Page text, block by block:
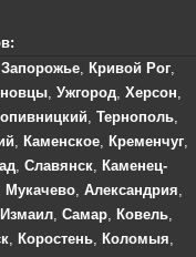
Запорожье, Кривой Рог,
, Ужгород, Херсон,
, Тернополь,
, Каменское, Кременчуг,
, Славянск, Каменец-
Мукачево, Александрия,
Измаил, Самар, Ковель,
, Коростень, Коломыя,